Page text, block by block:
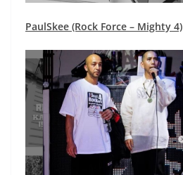
PaulSkee (Rock Force – Mighty 4)